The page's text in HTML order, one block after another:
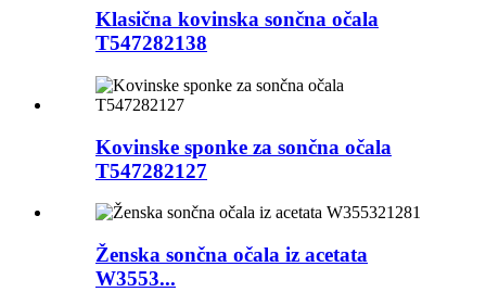
Klasična kovinska sončna očala
T547282138
Kovinske sponke za sončna očala
T547282127
Ženska sončna očala iz acetata
W3553...